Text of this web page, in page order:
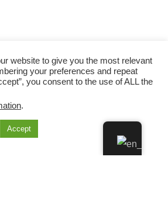
website to give you the most relevant
your preferences and repeat
you consent to the use of ALL the
.
Accept